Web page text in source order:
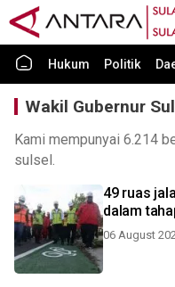
Hukum Politik
Wakil Gubernur
Kami mempunyai 6.214
sulsel.
49 ruas
dalam
06 August